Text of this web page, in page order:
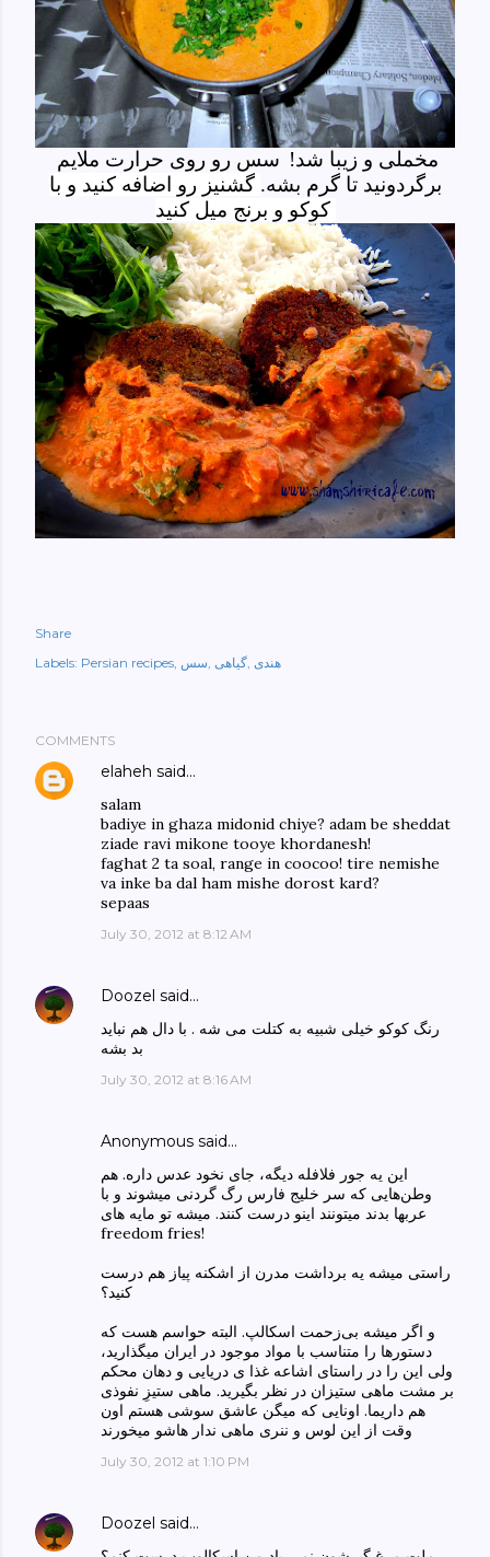
مخملی و زیبا شد! سس رو روی حرارت ملایم
برگردونید تا گرم بشه. گشنیز رو اضافه کنید و با
کوکو و برنج میل کنید
Share
Labels: Persian recipes سس گیاهی هندی
COMMENTS
elaheh said…
salam
badiye in ghaza midonid chiye? adam be sheddat
ziade ravi mikone tooye khordanesh!
faghat 2 ta soal, range in coocoo! tire nemishe
va inke ba dal ham mishe dorost kard?
sepaas
July 30, 2012 at 8:12 AM
Doozel said…
رنگ کوکو خیلی شبیه به کتلت می شه . با دال هم نباید
بد بشه
July 30, 2012 at 8:16 AM
Anonymous said…
این یه جور فلافله دیگه، جای نخود عدس داره. هم
وطن‌هایی‌ که سر خلیج فارس رگ گردنی میشوند و با
عربها بدند میتونند اینو درست کنند. میشه تو مایه های
freedom fries!
راستی‌ میشه یه برداشت مدرن از اشکنه پیاز هم درست
کنید؟
و اگر میشه بی‌زحمت اسکالپ. البته حواسم هست که
دستور‌ها را متناسب با مواد موجود در ایران میگذارید،
ولی‌ این را در راستای اشاعه غذا ی دریایی‌ و دهان محکم
بر مشت ماهی‌ ستیزان در نظر بگیرید. ماهی‌ ستیزِ نفوذی
هم داریما. اونایی که میگن عاشق سوشی هستم اون
وقت از این لوس و ننری ماهی‌ ندار هاشو میخورند
July 30, 2012 at 1:10 PM
Doozel said…